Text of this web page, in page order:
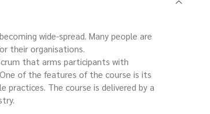
wide-spread. Many people are
their organisations.
that arms participants with
of the features of the course is its
The course is delivered by a